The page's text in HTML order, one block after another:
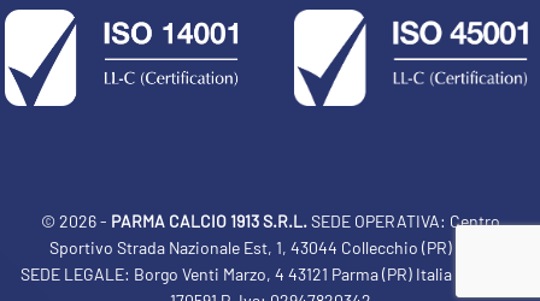
© 2026 - PARMA CALCIO 1913 S.R.L.SEDE OPERATIVA: Centro
Sportivo Strada Nazionale Est, 1, 43044 Collecchio (PR) Italia
SEDE LEGALE: Borgo Venti Marzo, 4 43121 Parma (PR) Italia Tel: 0521
ACCETTA E SALVA